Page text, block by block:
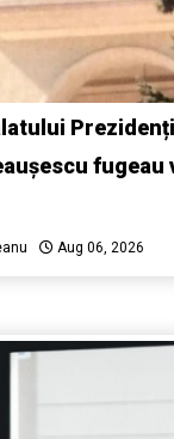
fugeau
Aug 06, 2026